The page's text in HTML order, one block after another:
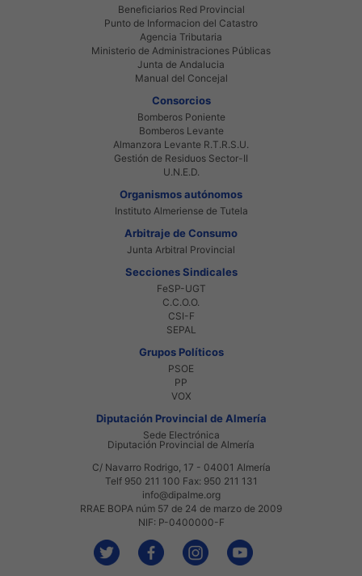
Beneficiarios Red Provincial
Punto de Informacion del Catastro
Agencia Tributaria
Ministerio de Administraciones Públicas
Junta de Andalucia
Manual del Concejal
Consorcios
Bomberos Poniente
Bomberos Levante
Almanzora Levante R.T.R.S.U.
Gestión de Residuos Sector-II
U.N.E.D.
Organismos autónomos
Instituto Almeriense de Tutela
Arbitraje de Consumo
Junta Arbitral Provincial
Secciones Sindicales
FeSP-UGT
C.C.O.O.
CSI-F
SEPAL
Grupos Políticos
PSOE
PP
VOX
Diputación Provincial de Almería
Sede Electrónica
Diputación Provincial de Almería
C/ Navarro Rodrigo, 17 - 04001 Almería
Telf 950 211 100 Fax: 950 211 131
info@dipalme.org
RRAE BOPA núm 57 de 24 de marzo de 2009
NIF: P-0400000-F